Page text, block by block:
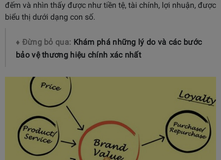
đếm và nhìn thấy được như tiền tệ, tài chính, lợi nhuận, được
biểu thị dưới dạng con số.
♦ Đừng bỏ qua: Khám phá những lý do và các bước
bảo vệ thương hiệu chính xác nhất